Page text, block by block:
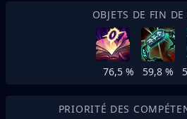
OBJETS DE FIN DE
76,5 % 59,8 %
PRIORITÉ DES